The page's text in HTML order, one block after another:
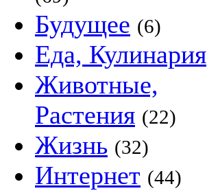
Будущее (6)
Еда, Кулинария
Животные,
Растения (22)
Жизнь (32)
Интернет (44)